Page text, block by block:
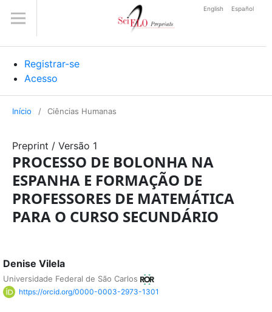
Registrar-se
Acesso
English Español
Início / Ciências Humanas
Preprint / Versão 1
PROCESSO DE BOLONHA NA
ESPANHA E FORMAÇÃO DE
PROFESSORES DE MATEMÁTICA
PARA O CURSO SECUNDÁRIO
Denise Vilela
Universidade Federal de São Carlos
https://orcid.org/0000-0003-2973-1301